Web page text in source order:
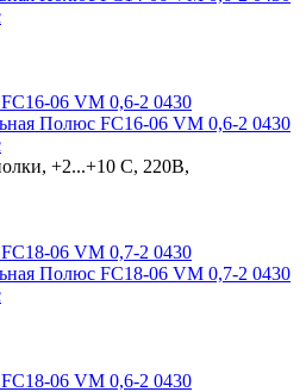
06 VM 0,6-2 0430
+2...+10 С, 220В,
06 VM 0,7-2 0430
06 VM 0,6-2 0430